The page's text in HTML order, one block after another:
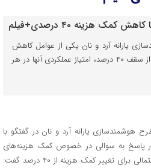
یارانه آرد و نان یکی از عوامل کاهش
کمک هزینه پرداختی به نانوایی‌ها از سقف ۴۰ درصد، امتیاز عملکردی آنها در هر
هوشمندسازی یارانه آرد و نان در گفتگو با
در پاسخ به سوالی در خصوص کمک هزینه‌های
پرداختی به نانوایی‌ها و برنامه‌های احتمالی برای تغییر کمک هزینه از ۴۰ درصد گفت: